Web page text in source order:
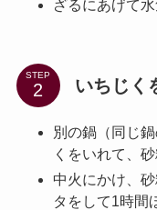
ざるにあげて水
STEP いちじく
別の鍋（同じ
くをいれて、
中火にかけ、
タをして1時間